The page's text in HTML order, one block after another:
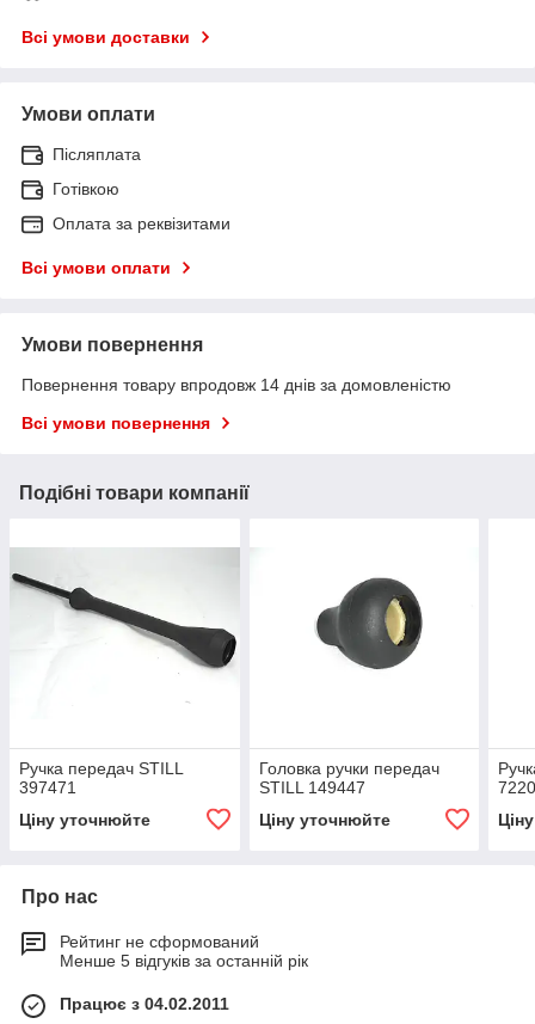
Всі умови доставки
Умови оплати
Післяплата
Готівкою
Оплата за реквізитами
Всі умови оплати
Умови повернення
Повернення товару впродовж 14 днів за домовленістю
Всі умови повернення
Подібні товари компанії
Ручка передач STILL
397471
Ціну уточнюйте
Головка ручки передач
STILL 149447
Ціну уточнюйте
Про нас
Рейтинг не сформований
Менше 5 відгуків за останній рік
Працює з 04.02.2011